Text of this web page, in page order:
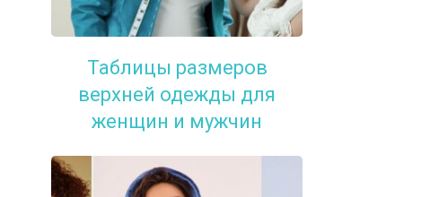
Таблицы размеров
верхней одежды для
женщин и мужчин